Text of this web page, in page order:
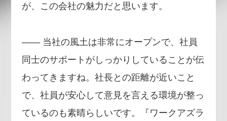
が、この会社の魅力だと思います。
―― 当社の風土は非常にオープンで、社員
同士のサポートがしっかりしていることが伝
わってきますね。社長との距離が近いこと
で、社員が安心して意見を言える環境が整っ
ているのも素晴らしいです。『ワークアズラ